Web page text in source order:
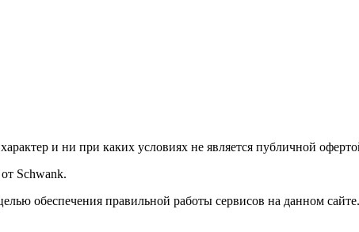
и ни при каких условиях не является публичной
Schwank.
обеспечения правильной работы сервисов на данном